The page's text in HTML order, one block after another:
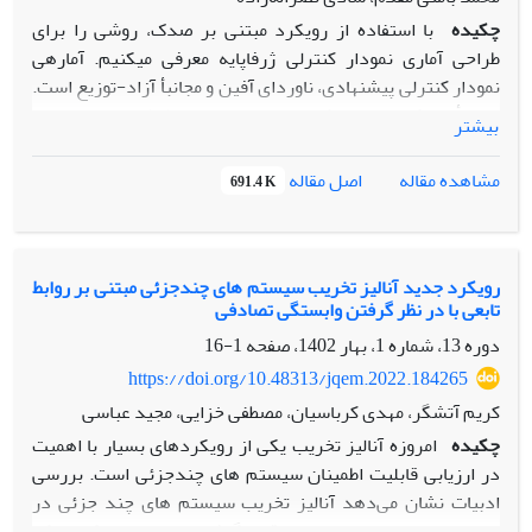
صنایع منتخب به اجرا در امده است.
چکیده با استفاده از رویکرد مبتنی بر صدک، روشی را برای
طراحی آماری نمودار کنترلی ژرفاپایه معرفی می‏کنیم. آماره‏ی
نمودار کنترلی پیشنهادی، ناوردای آفین و مجانبأ آزاد-توزیع است.
معمولأ عملکرد نمودار کنترلی با معیار متوسط طول اجرا ارزیابی
می‏شود. طول اجرا دارای توزیع هندسی و با انحراف استاندارد
بزرگی، چوله به سمت راست است و شاید معیار مناسبی برای
ارزیابی نمودار کنترلی نباشد. بنابراین از روش طراحی آماری
نمودارهای کنترلی با رویکرد مبتنی بر صدک استفاده می‏کنیم که
شرایطی‏‏ روی طول اجراها، با احتمال‏های از پیش تعیین شده طول
اجراهای تحت کنترل و خارج از کنترل، تضمین می‏شوند و می‏توان
مطمئن بود طول اجرای تحت کنترل بیش از مقدار دلخواه و طول
اجرای خارج از کنترل کمتر از مقدار دلخواه است. شبیه‏سازی‏ها
نشان می‏دهند نمودار کنترلی با رویکرد مبتنی بر صدک در مقایسه
با رویکرد متوسط طول اجرا کاراتر است.
بیشتر
مشاهده مقاله
اصل مقاله 691.4 K
رویکرد جدید آنالیز تخریب سیستم های چندجزئی مبتنی بر روابط
تابعی با در نظر گرفتن وابستگی تصادفی
دوره 13، شماره 1، بهار 1402، صفحه
1-16
https://doi.org/10.48313/jqem.2022.184265
کریم آتشگر، مهدی کرباسیان، مصطفی خزایی، مجید عباسی
چکیده امروزه آنالیز تخریب یکی از رویکردهای بسیار با اهمیت
در ارزیابی قابلیت اطمینان سیستم های چندجزئی است. بررسی
ادبیات نشان می‌دهد آنالیز تخریب سیستم های چند جزئی در